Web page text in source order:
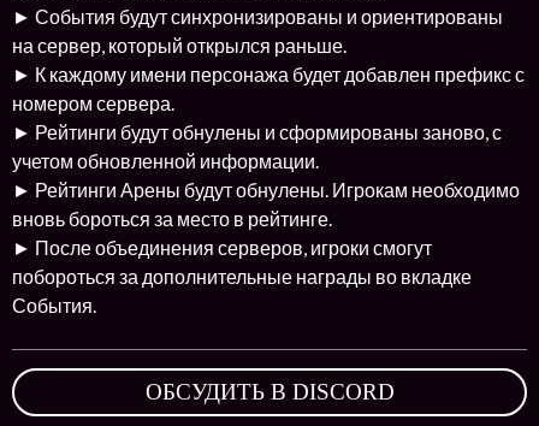
► События будут синхронизированы и ориентированы
на сервер, который открылся раньше.
► К каждому имени персонажа будет добавлен префикс с
номером сервера.
► Рейтинги будут обнулены и сформированы заново, с
учетом обновленной информации.
► Рейтинги Арены будут обнулены. Игрокам необходимо
вновь бороться за место в рейтинге.
► После объединения серверов, игроки смогут
побороться за дополнительные награды во вкладке
События.
ОБСУДИТЬ В DISCORD